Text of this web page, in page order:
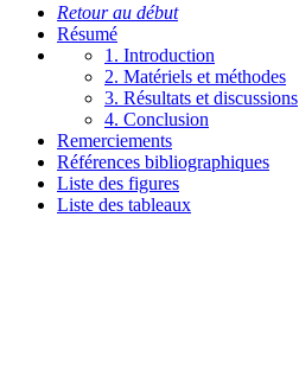
Retour au début
Résumé
1. Introduction
2. Matériels et méthodes
3. Résultats et discussions
4. Conclusion
Remerciements
Références bibliographiques
Liste des figures
Liste des tableaux